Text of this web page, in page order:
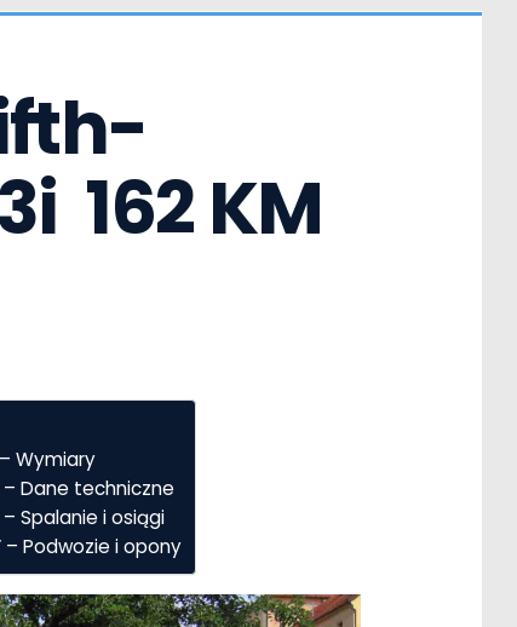
162 KM
Wymiary
– Dane techniczne
– Spalanie i osiągi
– Podwozie i opony